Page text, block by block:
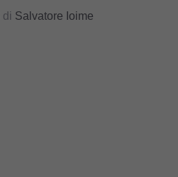
di Salvatore Ioime